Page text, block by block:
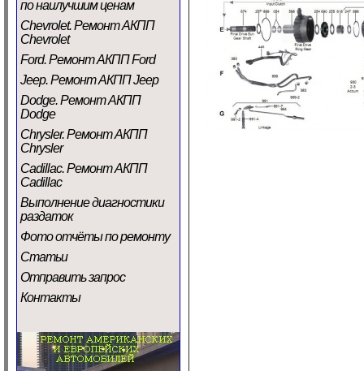
по наилучшим ценам
Chevrolet. Ремонт АКПП
Chevrolet
Ford. Ремонт АКПП Ford
Jeep. Ремонт АКПП Jeep
Dodge. Ремонт АКПП
Dodge
Chrysler. Ремонт АКПП
Chrysler
Cadillac. Ремонт АКПП
Cadillac
Выполнение диагностики
раздаток
Фото отчёты по ремонту
Статьи
Отправить запрос
Контакты